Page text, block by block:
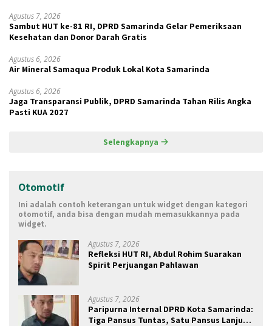
Agustus 7, 2026
Sambut HUT ke-81 RI, DPRD Samarinda Gelar Pemeriksaan
Kesehatan dan Donor Darah Gratis
Agustus 6, 2026
Air Mineral Samaqua Produk Lokal Kota Samarinda
Agustus 6, 2026
Jaga Transparansi Publik, DPRD Samarinda Tahan Rilis Angka
Pasti KUA 2027
Selengkapnya
Otomotif
Ini adalah contoh keterangan untuk widget dengan kategori
otomotif, anda bisa dengan mudah memasukkannya pada
widget.
Agustus 7, 2026
Refleksi HUT RI, Abdul Rohim Suarakan
Spirit Perjuangan Pahlawan
Agustus 7, 2026
Paripurna Internal DPRD Kota Samarinda:
Tiga Pansus Tuntas, Satu Pansus Lanjut